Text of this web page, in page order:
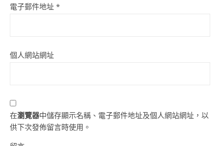
電子郵件地址 *
個人網站網址
在瀏覽器中儲存顯示名稱、電子郵件地址及個人網站網址，以
供下次發佈留言時使用。